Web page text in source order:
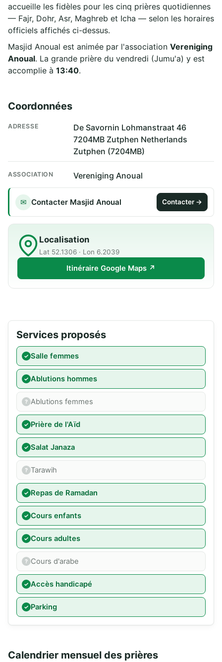
accueille les fidèles pour les cinq prières quotidiennes
— Fajr, Dohr, Asr, Maghreb et Icha — selon les horaires
officiels affichés ci-dessus.
Masjid Anoual est animée par l'association Vereniging
Anoual. La grande prière du vendredi (Jumu'a) y est
accomplie à 13:40.
Coordonnées
ADRESSE
De Savornin Lohmanstraat 46
7204MB Zutphen Netherlands
Zutphen (7204MB)
ASSOCIATION Vereniging Anoual
✉ Contacter Masjid Anoual Contacter →
Localisation
Lat 52.1306 · Lon 6.2039
Itinéraire Google Maps ↗
Services proposés
Salle femmes
Ablutions hommes
Ablutions femmes
Prière de l'Aïd
Salat Janaza
Tarawih
Repas de Ramadan
Cours enfants
Cours adultes
Cours d'arabe
Accès handicapé
Parking
Calendrier mensuel des prières